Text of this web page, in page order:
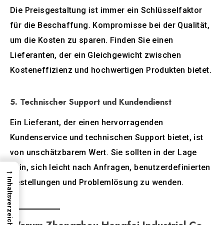
Die Preisgestaltung ist immer ein Schlüsselfaktor
für die Beschaffung. Kompromisse bei der Qualität,
um die Kosten zu sparen. Finden Sie einen
Lieferanten, der ein Gleichgewicht zwischen
Kosteneffizienz und hochwertigen Produkten bietet.
5. Technischer Support und Kundendienst
Ein Lieferant, der einen hervorragenden
Kundenservice und technischen Support bietet, ist
von unschätzbarem Wert. Sie sollten in der Lage
sein, sich leicht nach Anfragen, benutzerdefinierten
Bestellungen und Problemlösung zu wenden.
→
Inhaltsverzeichnis